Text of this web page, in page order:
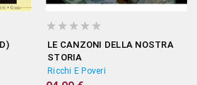
LE CANZONI DELLA NOSTRA
STORIA
Ricchi E Poveri